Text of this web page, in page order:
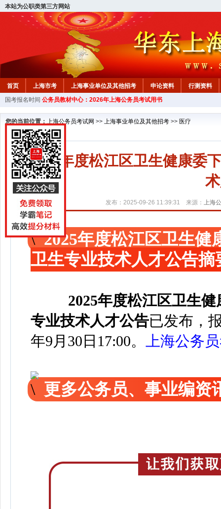
本站为公职类第三方网站
首页 上海市考 上海事业单位及其他招考 申论资料
行测资料
国考报名时间 公务员教材中心：2026年上海公务员考试用书
您的当前位置： 上海公务员考试网 >> 上海事业单位及其他招考 >> 医疗
2025年度松江区卫生健康委
发布：2025-09-26 11:39:31 来源： 上海
2025年度松江区卫生
卫生专业技术人才公告摘
2025年度松江区卫生
专业技术人才公告已发布，
年9月30日17:00。
上海公务
更多公务员、事业编资